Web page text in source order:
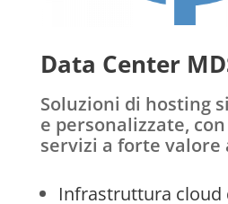
Data Center
Soluzioni di hosting
e personalizzate,
servizi a forte valore
Infrastruttura cloud